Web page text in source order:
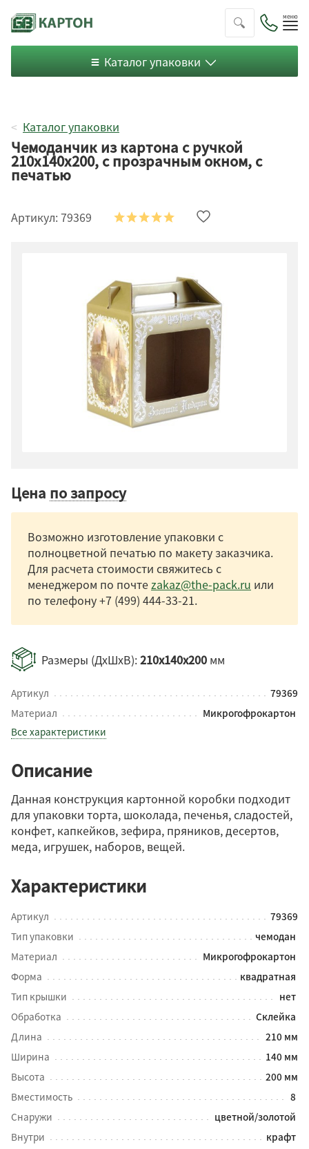
Каталог упаковки
Каталог упаковки
Чемоданчик из картона с ручкой
210х140х200, с прозрачным окном, с
печатью
Артикул: 79369
Цена по запросу
Возможно изготовление упаковки с
полноцветной печатью по макету заказчика.
Для расчета стоимости свяжитесь с
менеджером по почтеzakaz@the-pack.ru или
по телефону+7 (499) 444-33-21.
Размеры (ДхШхВ):210x140x200 мм
Артикул
79369
Материал
Микрогофрокартон
Все характеристики
Описание
Данная конструкция картонной коробки подходит
для упаковки торта, шоколада, печенья, сладостей,
конфет, капкейков, зефира, пряников, десертов,
меда, игрушек, наборов, вещей.
Характеристики
Артикул
79369
Тип упаковки
чемодан
Материал
Микрогофрокартон
Форма
квадратная
Тип крышки
нет
Обработка
Склейка
Длина
210 мм
Ширина
140 мм
Высота
200 мм
Вместимость
8
Снаружи
цветной/золотой
Внутри
крафт